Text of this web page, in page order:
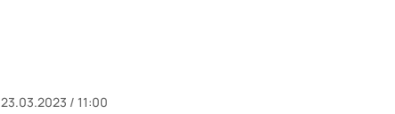
23.03.2023 / 11:00